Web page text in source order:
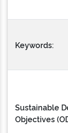
Keywords:
Sustainable
Objectives